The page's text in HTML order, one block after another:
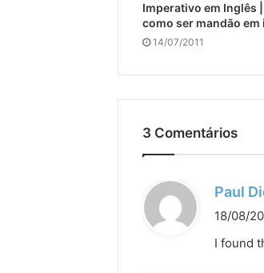
Imperativo em Inglês
como ser mandão em
14/07/2011
3 Comentários
Paul
18/08/
I found